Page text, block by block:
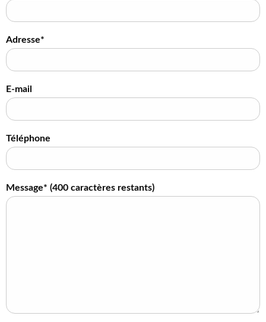
Adresse*
E-mail
Téléphone
Message* (400 caractères restants)